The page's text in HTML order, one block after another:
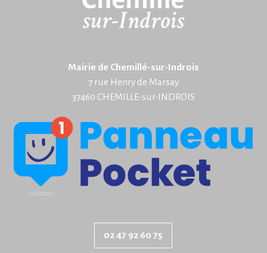
Mairie de Chemillé-sur-Indrois
7 rue Henry de Marsay
37460 CHEMILLE-sur-INDROIS
02 47 92 60 75